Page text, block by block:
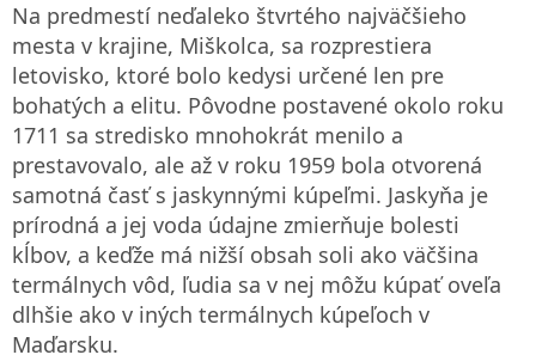
Na predmestí neďaleko štvrtého najväčšieho
mesta v krajine, Miškolca, sa rozprestiera
letovisko, ktoré bolo kedysi určené len pre
bohatých a elitu. Pôvodne postavené okolo roku
1711 sa stredisko mnohokrát menilo a
prestavovalo, ale až v roku 1959 bola otvorená
samotná časť s jaskynnými kúpeľmi. Jaskyňa je
prírodná a jej voda údajne zmierňuje bolesti
kĺbov, a keďže má nižší obsah soli ako väčšina
termálnych vôd, ľudia sa v nej môžu kúpať oveľa
dlhšie ako v iných termálnych kúpeľoch v
Maďarsku.